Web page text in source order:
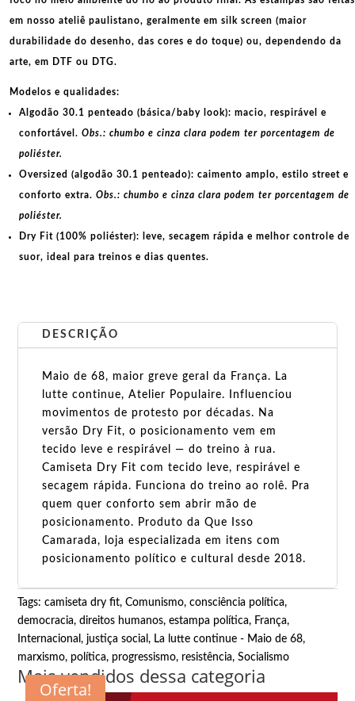
em nosso ateliê paulistano, geralmente em silk screen (maior
durabilidade do desenho, das cores e do toque) ou, dependendo da
arte, em DTF ou DTG.
Modelos e qualidades:
Algodão 30.1 penteado (básica/baby look): macio, respirável e
confortável. Obs.: chumbo e cinza clara podem ter porcentagem de
poliéster.
Oversized (algodão 30.1 penteado): caimento amplo, estilo street e
conforto extra. Obs.: chumbo e cinza clara podem ter porcentagem de
poliéster.
Dry Fit (100% poliéster): leve, secagem rápida e melhor controle de
suor, ideal para treinos e dias quentes.
DESCRIÇÃO
Maio de 68, maior greve geral da França. La
lutte continue, Atelier Populaire. Influenciou
movimentos de protesto por décadas. Na
versão Dry Fit, o posicionamento vem em
tecido leve e respirável — do treino à rua.
Camiseta Dry Fit com tecido leve, respirável e
secagem rápida. Funciona do treino ao rolê. Pra
quem quer conforto sem abrir mão de
posicionamento. Produto da Que Isso
Camarada, loja especializada em itens com
posicionamento político e cultural desde 2018.
Tags:camiseta dry fit,Comunismo,consciência política,
democracia,direitos humanos,estampa política, França,
Internacional,justiça social, La lutte continue - Maio de 68,
marxismo, política, progressismo, resistência,Socialismo
Mais vendidos dessa categoria
Oferta!